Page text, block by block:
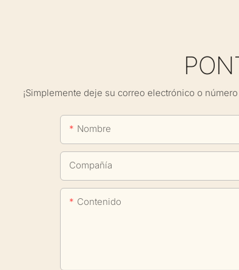
¡Simplemente deje su correo electrónico o
Nombre
Compañía
Contenido